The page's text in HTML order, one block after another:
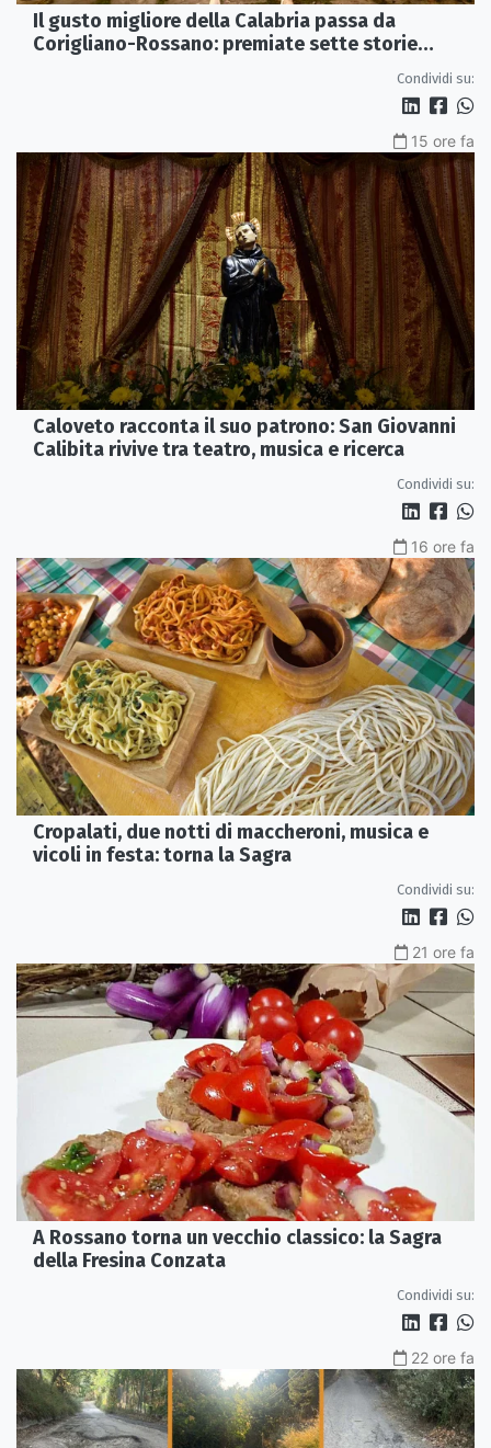
Il gusto migliore della Calabria passa da
Corigliano-Rossano: premiate sette storie
Condividi su:
15 ore fa
Caloveto racconta il suo patrono: San Giovanni
Calibita rivive tra teatro, musica e ricerca
Condividi su:
16 ore fa
Cropalati, due notti di maccheroni, musica e
vicoli in festa: torna la Sagra
Condividi su:
21 ore fa
A Rossano torna un vecchio classico: la Sagra
della Fresina Conzata
Condividi su:
22 ore fa